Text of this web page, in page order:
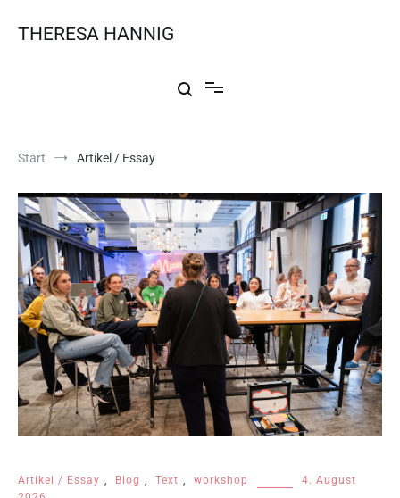
THERESA HANNIG
Start Artikel / Essay
Artikel / Essay , Blog , Text , workshop
4. August